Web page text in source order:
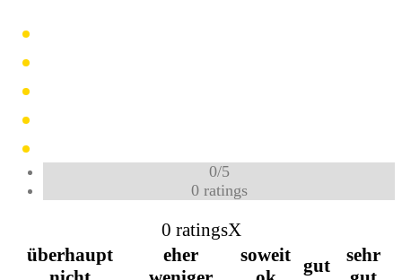
0/5
0ratings
0 ratingsX
überhaupt
eher
soweit gut
sehr